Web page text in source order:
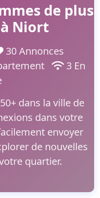
de plus
Niort
30 Annonces
3 En
dans la ville de
dans votre
envoyer
de nouvelles
quartier.